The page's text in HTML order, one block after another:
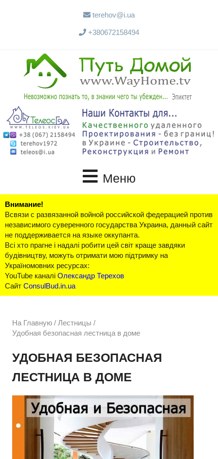
terehov@i.ua
+380672158494
Меню
Внимание!
Всвязи с развязанной войной российской федерацией против
независимого суверенного государства Украина, данный сайт
не поддерживается на языке оккупанта.
Всі хто прагне і надалі робити цей світ краще завдяки
будівництву, можуть отримати мою підтримку на
Україномовних ресурсах:
YouTube каналі Олександр Терехов
Сайт ConsulBud.in.ua
На Главную / Лестницы /
Удобная безопасная лестница в доме
УДОБНАЯ БЕЗОПАСНАЯ
ЛЕСТНИЦА В ДОМЕ